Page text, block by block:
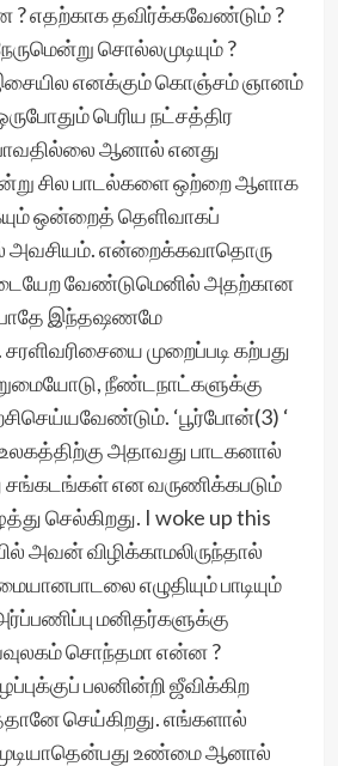
? எதற்காக தவிர்க்கவேண்டும் ?
சொல்லமுடியும் ?
எனக்கும் கொஞ்சம் ஞானம்
பெரிய நட்சத்திர
ஆனால் எனது
சில பாடல்களை ஒற்றை ஆளாக
ஒன்றைத் தெளிவாகப்
அவசியம். என்றைக்கவாதொரு
வேண்டுமெனில் அதற்கான
இந்தஷணமே
முறைப்படி கற்பது
நீண்டநாட்களுக்கு
‘பூர்போன்(3) ‘
அதாவது பாடகனால்
என வருணிக்கபடும்
செல்கிறது. I woke up this
அவன் விழிக்காமலிருந்தால்
எழுதியும் பாடியும்
மனிதர்களுக்கு
சொந்தமா என்ன ?
பலனின்றி ஜீவிக்கிற
செய்கிறது. எங்களால்
உண்மை ஆனால்